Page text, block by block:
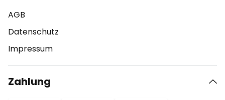
AGB
Datenschutz
Impressum
Zahlung